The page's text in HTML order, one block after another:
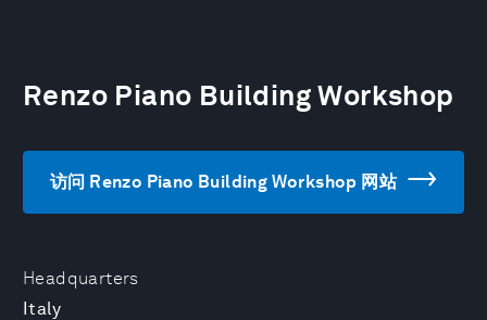
Headquarters
Italy
Renzo Piano Building Workshop
访问 Renzo Piano Building Workshop 网站